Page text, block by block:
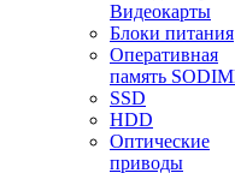
Видеокарты
Блоки питания
Оперативная
память
SSD
HDD
Оптические
приводы